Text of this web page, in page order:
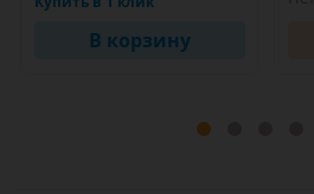
В корзину